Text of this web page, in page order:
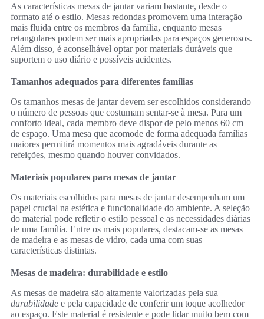
As características mesas de jantar variam bastante, desde o
formato até o estilo. Mesas redondas promovem uma interação
mais fluida entre os membros da família, enquanto mesas
retangulares podem ser mais apropriadas para espaços generosos.
Além disso, é aconselhável optar por materiais duráveis que
suportem o uso diário e possíveis acidentes.
Tamanhos adequados para diferentes famílias
Os tamanhos mesas de jantar devem ser escolhidos considerando
o número de pessoas que costumam sentar-se à mesa. Para um
conforto ideal, cada membro deve dispor de pelo menos 60 cm
de espaço. Uma mesa que acomode de forma adequada famílias
maiores permitirá momentos mais agradáveis durante as
refeições, mesmo quando houver convidados.
Materiais populares para mesas de jantar
Os materiais escolhidos para mesas de jantar desempenham um
papel crucial na estética e funcionalidade do ambiente. A seleção
do material pode refletir o estilo pessoal e as necessidades diárias
de uma família. Entre os mais populares, destacam-se as mesas
de madeira e as mesas de vidro, cada uma com suas
características distintas.
Mesas de madeira: durabilidade e estilo
As mesas de madeira são altamente valorizadas pela sua
durabilidade e pela capacidade de conferir um toque acolhedor
ao espaço. Este material é resistente e pode lidar muito bem com